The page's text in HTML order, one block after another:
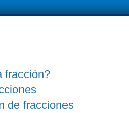
fracción?
de fracciones